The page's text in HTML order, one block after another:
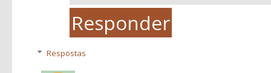
Responder
Respostas